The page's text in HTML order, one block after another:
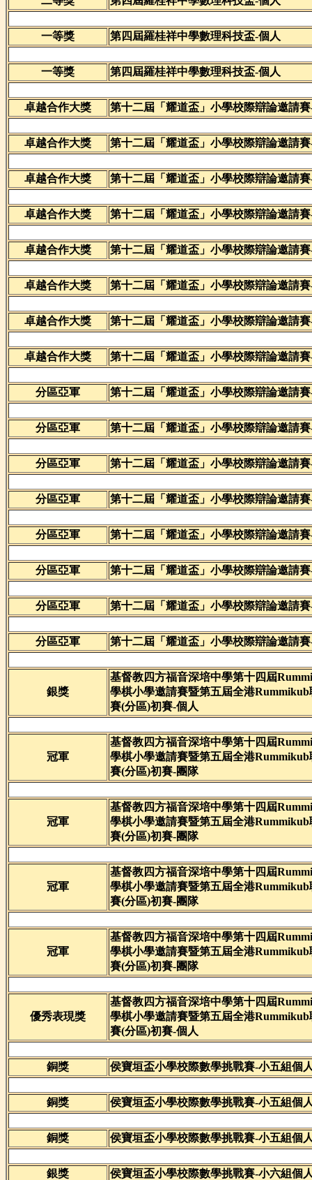
一等獎 第四屆羅桂祥中學數理科技盃-個人
一等獎 第四屆羅桂祥中學數理科技盃-個人
卓越合作大獎 第十二屆「耀道盃」小學校際辯論邀請
卓越合作大獎 第十二屆「耀道盃」小學校際辯論邀請
卓越合作大獎 第十二屆「耀道盃」小學校際辯論邀請
卓越合作大獎 第十二屆「耀道盃」小學校際辯論邀請
卓越合作大獎 第十二屆「耀道盃」小學校際辯論邀請
卓越合作大獎 第十二屆「耀道盃」小學校際辯論邀請
卓越合作大獎 第十二屆「耀道盃」小學校際辯論邀請
卓越合作大獎 第十二屆「耀道盃」小學校際辯論邀請
分區亞軍 第十二屆「耀道盃」小學校際辯論邀請
分區亞軍 第十二屆「耀道盃」小學校際辯論邀請
分區亞軍 第十二屆「耀道盃」小學校際辯論邀請
分區亞軍 第十二屆「耀道盃」小學校際辯論邀請
分區亞軍 第十二屆「耀道盃」小學校際辯論邀請
分區亞軍 第十二屆「耀道盃」小學校際辯論邀請
分區亞軍 第十二屆「耀道盃」小學校際辯論邀請
分區亞軍 第十二屆「耀道盃」小學校際辯論邀請
銀獎
基督教四方福音深培中學第十四屆
學棋小學邀請賽暨第五屆全港
賽(分區)初賽-個人
冠軍
基督教四方福音深培中學第十四屆
學棋小學邀請賽暨第五屆全港
賽(分區)初賽-團隊
冠軍
基督教四方福音深培中學第十四屆
學棋小學邀請賽暨第五屆全港
賽(分區)初賽-團隊
冠軍
基督教四方福音深培中學第十四屆
學棋小學邀請賽暨第五屆全港
賽(分區)初賽-團隊
冠軍
基督教四方福音深培中學第十四屆
學棋小學邀請賽暨第五屆全港
賽(分區)初賽-團隊
優秀表現獎
基督教四方福音深培中學第十四屆
學棋小學邀請賽暨第五屆全港
賽(分區)初賽-個人
銅獎 侯寶垣盃小學校際數學挑戰賽-小五組個
銅獎 侯寶垣盃小學校際數學挑戰賽-小五組個
銅獎 侯寶垣盃小學校際數學挑戰賽-小五組個
銀獎 侯寶垣盃小學校際數學挑戰賽-小六組個